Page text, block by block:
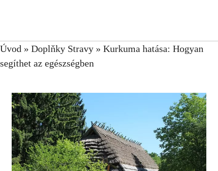
Úvod » Doplňky Stravy » Kurkuma hatása: Hogyan
segíthet az egészségben